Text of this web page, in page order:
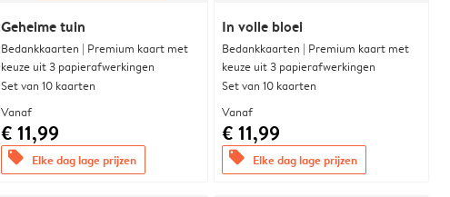
Geheime tuin
Bedankkaarten | Premium kaart met
keuze uit 3 papierafwerkingen
Set van 10 kaarten
Vanaf
€ 11,99
offers Elke dag lage prijzen
In volle bloei
Bedankkaarten | Premium kaart met
keuze uit 3 papierafwerkingen
Set van 10 kaarten
Vanaf
€ 11,99
offers Elke dag lage prijzen